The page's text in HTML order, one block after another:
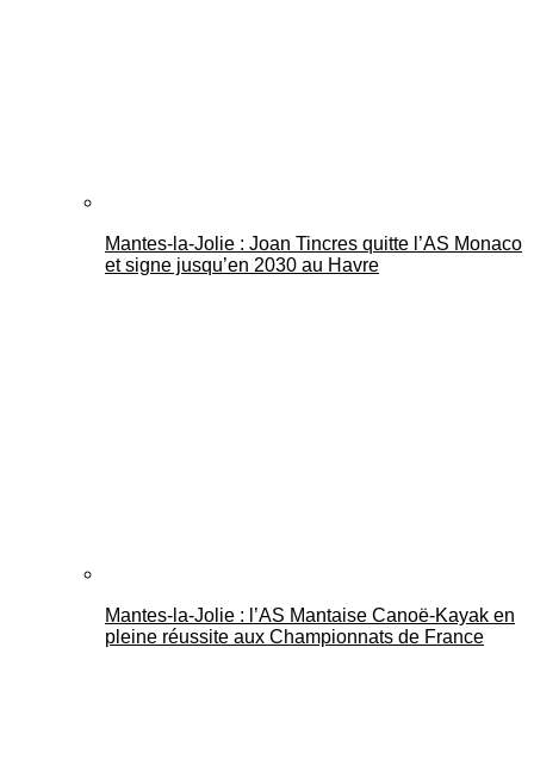
Mantes-la-Jolie : Joan Tincres quitte l’AS Monaco
et signe jusqu’en 2030 au Havre
Mantes-la-Jolie : l’AS Mantaise Canoë‑Kayak en
pleine réussite aux Championnats de France